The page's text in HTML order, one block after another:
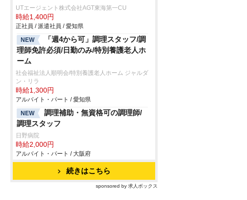
UTエージェント株式会社AGT東海第一CU
時給1,400円
正社員 / 派遣社員 / 愛知県
NEW
「週4から可」調理スタッフ/調
理師免許必須/日勤のみ/特別養護老人ホ
ーム
社会福祉法人順明会/特別養護老人ホーム ジャルダ
ン・リラ
時給1,300円
アルバイト・パート / 愛知県
NEW
調理補助・無資格可の調理師/
調理スタッフ
日野病院
時給2,000円
アルバイト・パート / 大阪府
続きはこちら
sponsored by 求人ボックス